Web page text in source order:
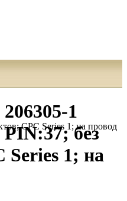
CPC Series 1; на провод
1
без
Series 1; на